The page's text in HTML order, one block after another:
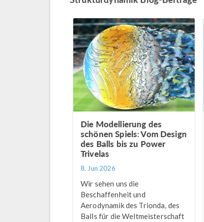
Die Modellierung des
schönen Spiels: Vom Design
des Balls bis zu Power
Trivelas
8. Jun 2026
Wir sehen uns die
Beschaffenheit und
Aerodynamik des Trionda, des
Balls für die Weltmeisterschaft